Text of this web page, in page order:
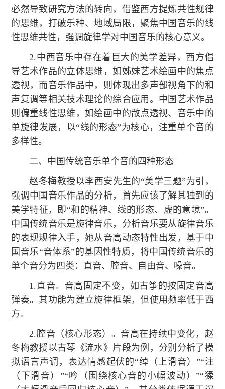
必然导致研究方法的转向，借鉴西方提炼共性规律
的思维，打破乐种、地域局限，聚焦中国音乐的线
性思维共性，强调旋律学对中国音乐的核心意义。
2.中西音乐中存在着巨大的美学差异，西方倡
导艺术作品的立体思维，如姊妹艺术绘画中的焦点
透视，而音乐作品中，则体现出多声部视角下的和
声复调等相关技术理论的综合应用。中国艺术作品
则偏重线性思维，如绘画中的散点透视、音乐中的
单旋律发展，以“线的形态”为核心，注重单个音的
多样性。
二、中国传统音乐单个音的四种形态
赵冬梅教授以李西安先生的“美学三题”为引，
强调中国音乐作品的分析，首先应该了解其独到的
美学特征，即“和的精神、线的形态、虚的意境”。
中国传统音乐是旋律音乐，分析音乐要从旋律音乐
的表现规律入手，她从音高动态特性出发，基于中
国音乐“音体系”的基因性特质，将中国传统音乐的
单个音分为四类：直音、腔音、自由音、噪音。
1.直音。音高固定不变，如古筝的按固定音高
弹奏。其功能为建立旋律框架，但使用频率低于西
方。
2.腔音（核心形态）。音高在持续中变化，赵
冬梅教授以古琴《流水》片段为例，分别分析了模
拟语言声调，表达情感起伏的“绰（上滑音）”“注
（下滑音）”“吟（围绕核心音的小幅波动）”“猱